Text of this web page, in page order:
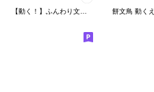
餅文鳥 動く